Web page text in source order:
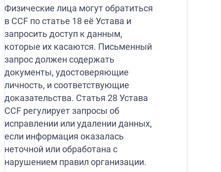
Физические лица могут обратиться
в CCF по статье 18 её Устава и
запросить доступ к данным,
которые их касаются. Письменный
запрос должен содержать
документы, удостоверяющие
личность, и соответствующие
доказательства. Статья 28 Устава
CCF регулирует запросы об
исправлении или удалении данных,
если информация оказалась
неточной или обработана с
нарушением правил организации.